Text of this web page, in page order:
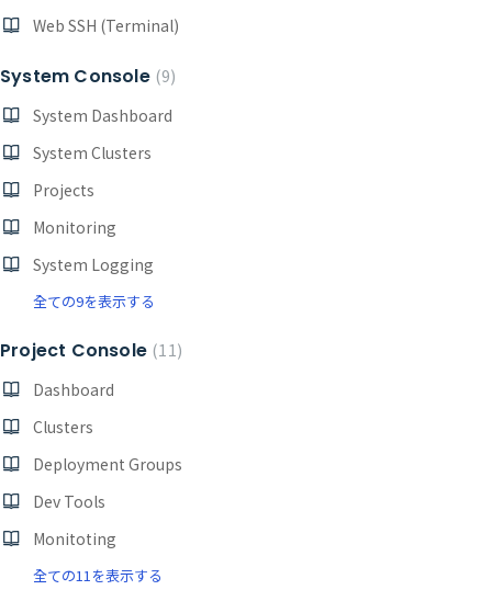
Web SSH (Terminal)
System Console 9
System Dashboard
System Clusters
Projects
Monitoring
System Logging
全ての9を表示する
Project Console 11
Dashboard
Clusters
Deployment Groups
Dev Tools
Monitoting
全ての11を表示する